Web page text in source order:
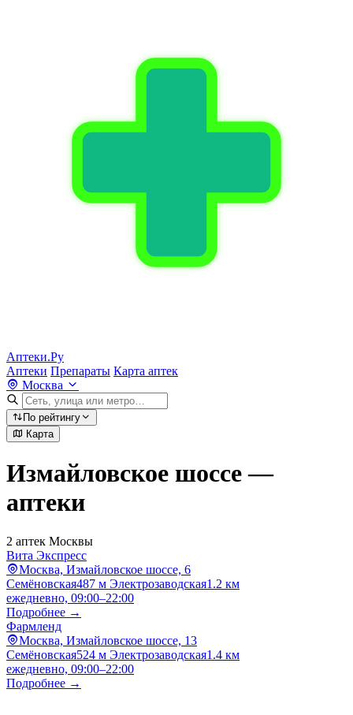
Аптеки.Ру
Аптеки Препараты Карта аптек
Москва
По рейтингу
Карта
Измайловское шоссе —
аптеки
2 аптек Москвы
Вита Экспресс
Москва, Измайловское шоссе, 6
Семёновская487 м Электрозаводская1.2 км
ежедневно, 09:00–22:00
Подробнее →
Фармленд
Москва, Измайловское шоссе, 13
Семёновская524 м Электрозаводская1.4 км
ежедневно, 09:00–22:00
Подробнее →